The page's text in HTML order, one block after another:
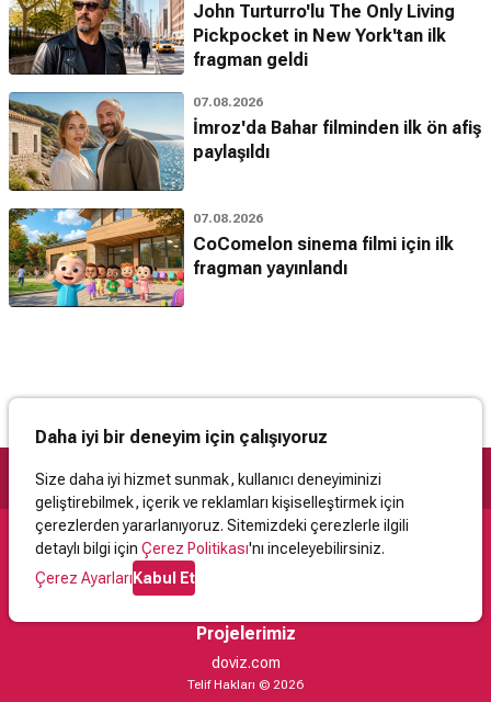
John Turturro'lu The Only Living
Pickpocket in New York'tan ilk
fragman geldi
07.08.2026
İmroz'da Bahar filminden ilk ön afiş
paylaşıldı
07.08.2026
CoComelon sinema filmi için ilk
fragman yayınlandı
Daha iyi bir deneyim için çalışıyoruz
Size daha iyi hizmet sunmak, kullanıcı deneyiminizi
geliştirebilmek, içerik ve reklamları kişiselleştirmek için
çerezlerden yararlanıyoruz. Sitemizdeki çerezlerle ilgili
detaylı bilgi için Çerez Politikası'nı inceleyebilirsiniz.
Çerez AyarlarıKabul Et
Destek
İletişimYardımKullanıcı Sözleşmesi
Projelerimiz
doviz.com
Telif Hakları © 2026